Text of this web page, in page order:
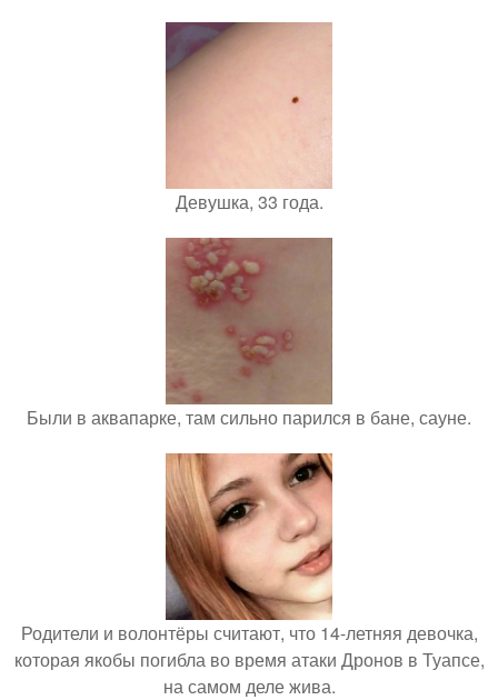
Девушка, 33 года.
Были в аквапарке, там сильно парился в бане, сауне.
Родители и волонтёры считают, что 14-летняя девочка,
которая якобы погибла во время атаки Дронов в Туапсе,
на самом деле жива.